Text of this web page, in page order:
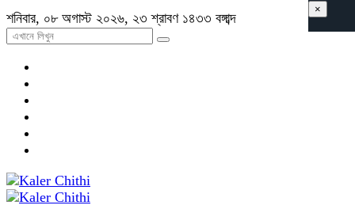
শনিবার, ০৮ অগাস্ট ২০২৬, ২৩ শ্রাবণ ১৪৩৩ বঙ্গাব্দ
×